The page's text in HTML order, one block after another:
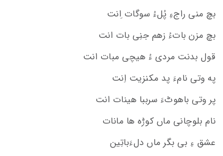
بچ منی راجءِ پُلءُ سوگات ِانت
بچ مزن باتءُ زهم جنِی بات انت
قول بدنت مردی ءُ هیچی مبات انت
په وتی نامءَ پد مکنزیت اِنت
پر وتی باهوٹءَ سرببا هینات انت
نام بلوچانی ماں کوڑه ها مانات
عشق ءِ بی بگر ماں دلءَباتِین